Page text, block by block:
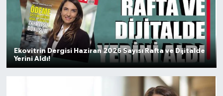
Ekovitrin Dergisi Haziran 2026 Sayısı Rafta ve Dijitalde
Yerini Aldı!
Eğitim